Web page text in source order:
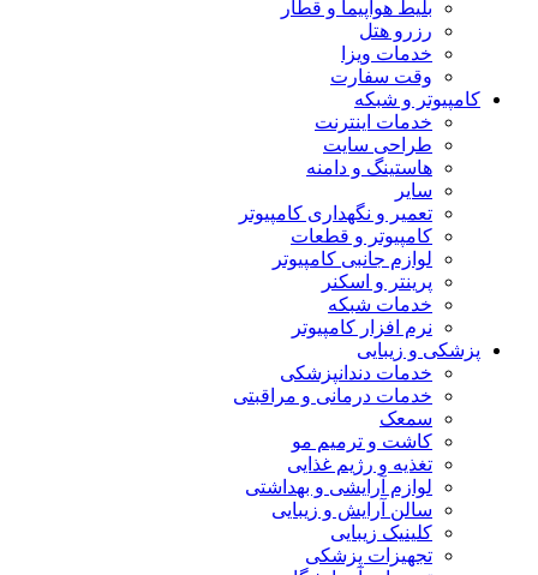
بلیط هواپیما و قطار
رزرو هتل
خدمات ویزا
وقت سفارت
کامپیوتر و شبکه
خدمات اینترنت
طراحی سایت
هاستینگ و دامنه
سایر
تعمیر و نگهداری کامپیوتر
کامپیوتر و قطعات
لوازم جانبی کامپیوتر
پرینتر و اسکنر
خدمات شبکه
نرم افزار کامپیوتر
پزشکی و زیبایی
خدمات دندانپزشکی
خدمات درمانی و مراقبتی
سمعک
کاشت و ترمیم مو
تغذیه و رژیم غذایی
لوازم آرایشی و بهداشتی
سالن آرایش و زیبایی
کلینیک زیبایی
تجهیزات پزشکی